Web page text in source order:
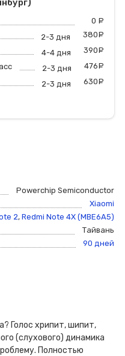
0
2-3 дня 380
4-4 дня 390
2-3 дня 476
2-3 дня 630
Powerchip Semiconductor
Xiaomi
2, Redmi Note 4X (MBE6A5)
Тайвань
90 дней
Голос хрипит, шипит,
(слухового) динамика
Полностью